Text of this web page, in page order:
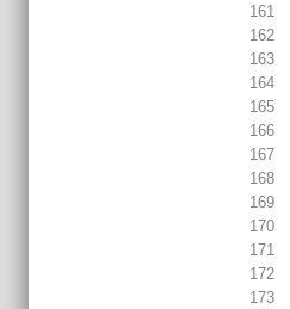
161
162
163
164
165
166
167
168
169
170
171
172
173